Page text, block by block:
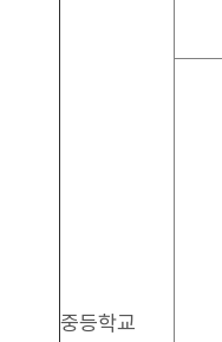
중등학교